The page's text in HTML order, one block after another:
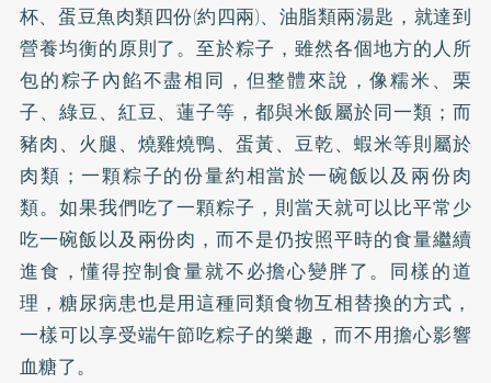
杯、蛋豆魚肉類四份(約四兩)、油脂類兩湯匙，就達到
營養均衡的原則了。至於粽子，雖然各個地方的人所
包的粽子內餡不盡相同，但整體來說，像糯米、栗
子、綠豆、紅豆、蓮子等，都與米飯屬於同一類；而
豬肉、火腿、燒雞燒鴨、蛋黃、豆乾、蝦米等則屬於
肉類；一顆粽子的份量約相當於一碗飯以及兩份肉
類。如果我們吃了一顆粽子，則當天就可以比平常少
吃一碗飯以及兩份肉，而不是仍按照平時的食量繼續
進食，懂得控制食量就不必擔心變胖了。同樣的道
理， 糖尿病患也是用這種同類食物互相替換的方式，
一樣可以享受端午節吃粽子的樂趣，而不用擔心影響
血糖了。